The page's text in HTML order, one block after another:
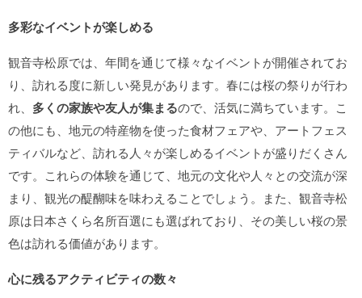
多彩なイベントが楽しめる
観音寺松原では、年間を通じて様々なイベントが開催されてお
り、訪れる度に新しい発見があります。春には桜の祭りが行わ
れ、 多くの家族や友人が集まるので、活気に満ちています。こ
の他にも、地元の特産物を使った食材フェアや、アートフェス
ティバルなど、訪れる人々が楽しめるイベントが盛りだくさん
です。これらの体験を通じて、地元の文化や人々との交流が深
まり、観光の醍醐味を味わえることでしょう。また、観音寺松
原は日本さくら名所百選にも選ばれており、その美しい桜の景
色は訪れる価値があります。
心に残るアクティビティの数々